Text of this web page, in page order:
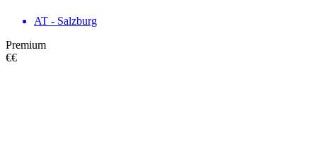
AT - Salzburg
Premium
€€